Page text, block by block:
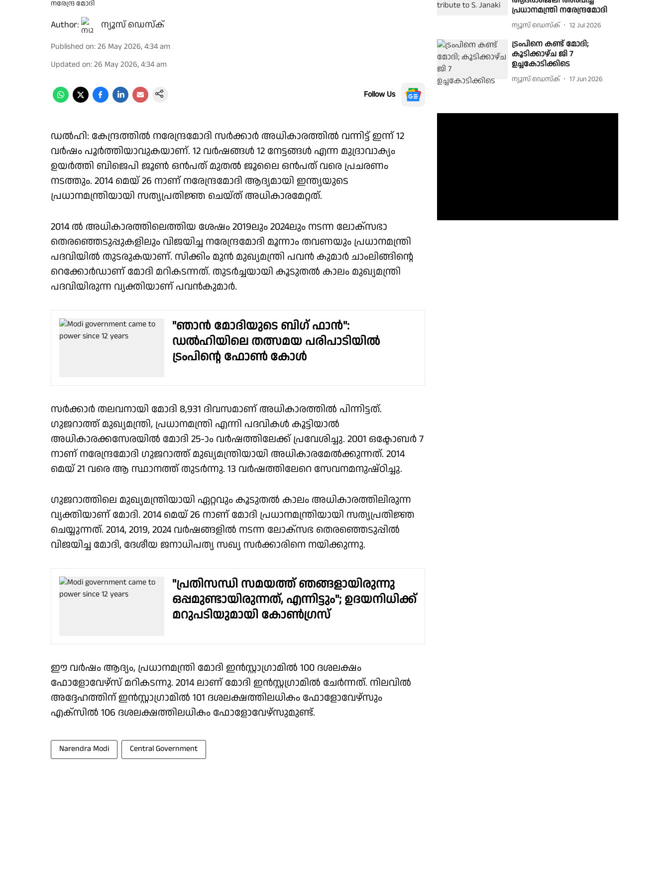
നരേന്ദ്ര മോദി
Author: ന്യൂസ് ഡെസ്ക്
Published on:26 May 2026, 4:34 am
Updated on:26 May 2026, 4:34 am
Follow Us
ഡൽഹി: കേന്ദ്രത്തിൽ നരേന്ദ്രമോദി സർക്കാർ അധികാരത്തിൽ വന്നിട്ട് ഇന്ന് 12
വർഷം പൂർത്തിയാവുകയാണ്. 12 വർഷങ്ങൾ 12 നേട്ടങ്ങൾ എന്ന മുദ്രാവാക്യം
ഉയർത്തി ബിജെപി ജൂൺ ഒൻപത് മുതൽ ജൂലൈ ഒൻപത് വരെ പ്രചരണം
നടത്തും. 2014 മെയ് 26 നാണ് നരേന്ദ്രമോദി ആദ്യമായി ഇന്ത്യയുടെ
പ്രധാനമന്ത്രിയായി സത്യപ്രതിജ്ഞ ചെയ്ത് അധികാരമേറ്റത്.
2014 ൽ അധികാരത്തിലെത്തിയ ശേഷം 2019ലും 2024ലും നടന്ന ലോക്‌സഭാ
തെരഞ്ഞെടുപ്പുകളിലും വിജയിച്ച നരേന്ദ്രമോദി മൂന്നാം തവണയും പ്രധാനമന്ത്രി
പദവിയിൽ തുടരുകയാണ്. സിക്കിം മുന്‍ മുഖ്യമന്ത്രി പവന്‍ കുമാര്‍ ചാംലിങ്ങിൻ്റെ
റെക്കോര്‍ഡാണ് മോദി മറികടന്നത്. തുടർച്ചയായി കൂടുതൽ കാലം മുഖ്യമന്ത്രി
പദവിയിരുന്ന വ്യക്തിയാണ് പവൻകുമാർ.
"ഞാൻ മോദിയുടെ ബിഗ് ഫാൻ":
ഡല്‍ഹിയിലെ തത്സമയ പരിപാടിയില്‍
ട്രംപിന്റെ ഫോണ്‍ കോള്‍
സര്‍ക്കാര്‍ തലവനായി മോദി 8,931 ദിവസമാണ് അധികാരത്തില്‍ പിന്നിട്ടത്.
ഗുജറാത്ത് മുഖ്യമന്ത്രി, പ്രധാനമന്ത്രി എന്നി പദവികള്‍ കൂട്ടിയാല്‍
അധികാരക്കസേരയില്‍ മോദി 25-ാം വര്‍ഷത്തിലേക്ക് പ്രവേശിച്ചു. 2001 ഒക്ടോബര്‍ 7
നാണ് നരേന്ദ്രമോദി ഗുജറാത്ത് മുഖ്യമന്ത്രിയായി അധികാരമേല്‍ക്കുന്നത്. 2014
മെയ് 21 വരെ ആ സ്ഥാനത്ത് തുടര്‍ന്നു. 13 വര്‍ഷത്തിലേറെ സേവനമനുഷ്ഠിച്ചു.
ഗുജറാത്തിലെ മുഖ്യമന്ത്രിയായി ഏറ്റവും കൂടുതല്‍ കാലം അധികാരത്തിലിരുന്ന
വ്യക്തിയാണ് മോദി. 2014 മെയ് 26 നാണ് മോദി പ്രധാനമന്ത്രിയായി സത്യപ്രതിജ്ഞ
ചെയ്യുന്നത്. 2014, 2019, 2024 വര്‍ഷങ്ങളില്‍ നടന്ന ലോക്‌സഭ തെരഞ്ഞെടുപ്പില്‍
വിജയിച്ച മോദി, ദേശീയ ജനാധിപത്യ സഖ്യ സര്‍ക്കാരിനെ നയിക്കുന്നു.
"പ്രതിസന്ധി സമയത്ത് ഞങ്ങളായിരുന്നു
ഒപ്പമുണ്ടായിരുന്നത്, എന്നിട്ടും"; ഉദയനിധിക്ക്
മറുപടിയുമായി കോണ്‍ഗ്രസ്
ഈ വര്‍ഷം ആദ്യം, പ്രധാനമന്ത്രി മോദി ഇന്‍സ്റ്റാഗ്രാമില്‍ 100 ദശലക്ഷം
ഫോളോവേഴ്സ് മറികടന്നു. 2014 ലാണ് മോദി ഇന്‍സ്റ്റഗ്രാമില്‍ ചേര്‍ന്നത്. നിലവില്‍
അദ്ദേഹത്തിന് ഇന്‍സ്റ്റാഗ്രാമില്‍ 101 ദശലക്ഷത്തിലധികം ഫോളോവേഴ്സും
എക്സില്‍ 106 ദശലക്ഷത്തിലധികം ഫോളോവേഴ്സുമുണ്ട്.
Narendra Modi Central Government
പ്രധാനമന്ത്രി നരേന്ദ്രമോദി
ന്യൂസ് ഡെസ്ക് 12 Jul 2026
ട്രംപിനെ കണ്ട് മോദി;
കൂടിക്കാഴ്ച ജി 7
ഉച്ചകോടിക്കിടെ
ന്യൂസ് ഡെസ്ക് 17 Jun 2026